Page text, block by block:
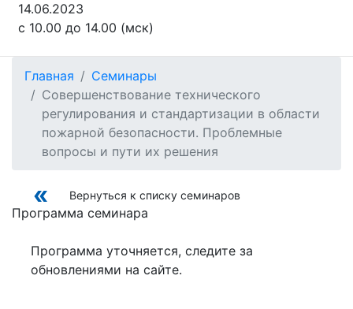
14.06.2023
с 10.00 до 14.00 (мск)
Главная
Семинары
Совершенствование технического
регулирования и стандартизации в области
пожарной безопасности. Проблемные
вопросы и пути их решения
Вернуться к списку семинаров
Программа семинара
Программа уточняется, следите за
обновлениями на сайте.